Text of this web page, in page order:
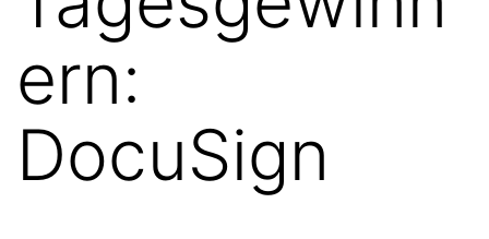
ern:
DocuSign